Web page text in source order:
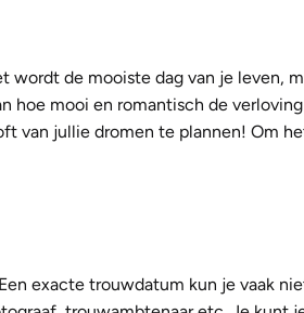
de mooiste dag van je leven,
hoe mooi en romantisch de
van jullie dromen te plannen! Om
exacte trouwdatum kun je vaak